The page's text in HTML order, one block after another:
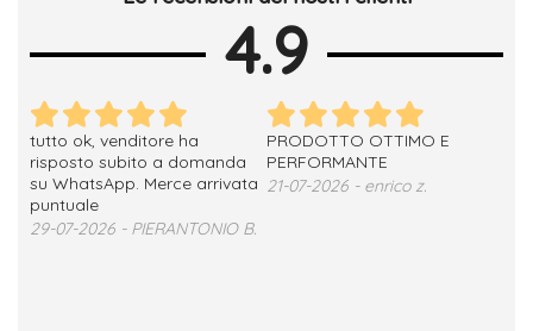
4.9
tutto ok, venditore ha
risposto subito a domanda
su WhatsApp. Merce arrivata
puntuale
29-07-2026 - PIERANTONIO B.
PRODOTTO OTTIMO E
PERFORMANTE
21-07-2026 - enrico z.